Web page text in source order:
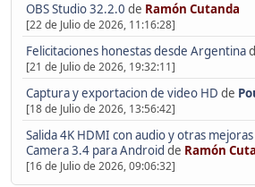
OBS Studio 32.2.0 de Ramón Cutanda
[22 de Julio de 2026, 11:16:28]
Felicitaciones honestas desde Argentina
[21 de Julio de 2026, 19:32:11]
Captura y exportacion de video HD de
[18 de Julio de 2026, 13:56:42]
Salida 4K HDMI con audio y otras
Camera 3.4 para Android de Ramón
[16 de Julio de 2026, 09:06:32]